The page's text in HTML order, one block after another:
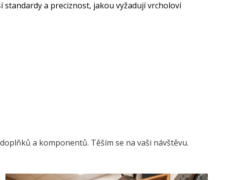
standardy a preciznost, jakou vyžadují vrcholoví
a komponentů. Těším se na vaši návštěvu.